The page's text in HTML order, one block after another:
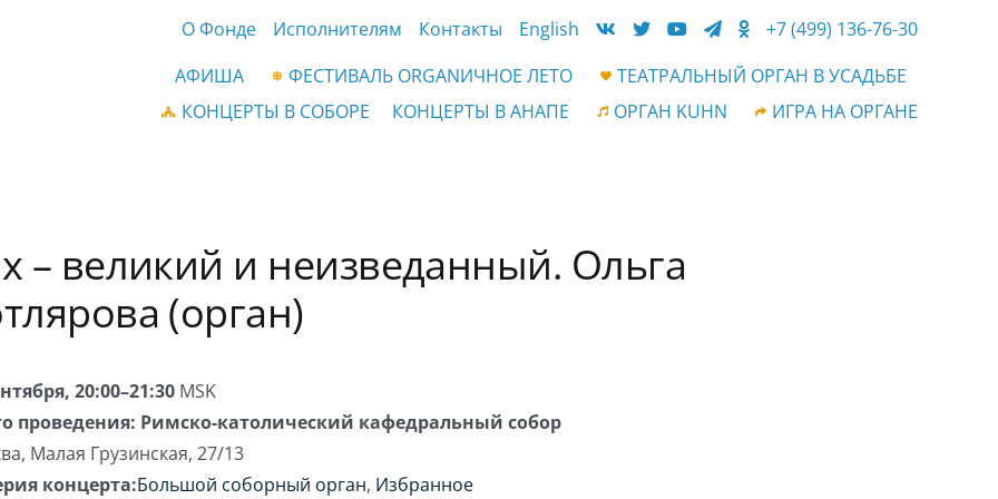
О Фонде Исполнителям Контакты English
+7 (499) 136-76-30
АФИША
ФЕСТИВАЛЬ ORGANИЧНОЕ ЛЕТО
ТЕАТРАЛЬНЫЙ ОРГАН В УСАДЬБЕ
КОНЦЕРТЫ В СОБОРЕ
КОНЦЕРТЫ В АНАПЕ ОРГАН KUHN ИГРА НА ОРГАНЕ
– великий и неизведанный. Ольга
(орган)
20:00–21:30 MSK
проведения: Римско-католический кафедральный собор
, Малая Грузинская, 27/13
концерта:Большой соборный орган, Избранное